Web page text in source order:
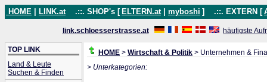
HOME LINK.at .::. SHOP's [ ELTERN.at myboshi ] .::. EXTERN [
link.schloesserstrasse.at häufigste
TOP LINK
Land & Leute
Suchen & Finden
HOME > Wirtschaft & Politik > Unternehmen &
> Unterkategorien: